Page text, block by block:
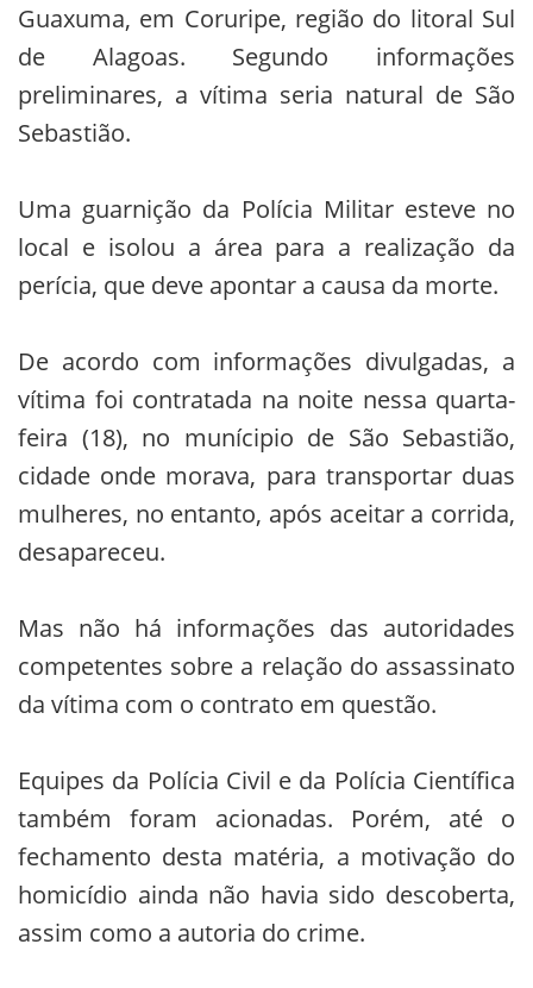
Guaxuma, em Coruripe, região do litoral Sul
de Alagoas. Segundo informações
preliminares, a vítima seria natural de São
Sebastião.
Uma guarnição da Polícia Militar esteve no
local e isolou a área para a realização da
perícia, que deve apontar a causa da morte.
De acordo com informações divulgadas, a
vítima foi contratada na noite nessa quarta-
feira (18), no munícipio de São Sebastião,
cidade onde morava, para transportar duas
mulheres, no entanto, após aceitar a corrida,
desapareceu.
Mas não há informações das autoridades
competentes sobre a relação do assassinato
da vítima com o contrato em questão.
Equipes da Polícia Civil e da Polícia Científica
também foram acionadas. Porém, até o
fechamento desta matéria, a motivação do
homicídio ainda não havia sido descoberta,
assim como a autoria do crime.